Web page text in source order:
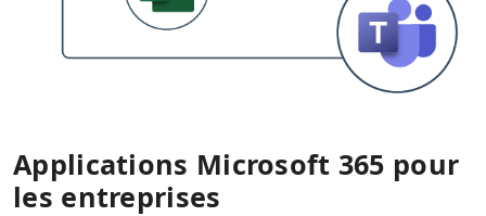
Applications Microsoft 365 pour
les entreprises